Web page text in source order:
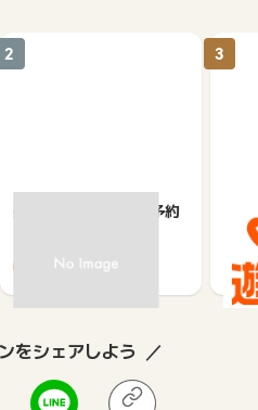
楽天ぐるなびネット予約
80
2 3
をシェアしよう